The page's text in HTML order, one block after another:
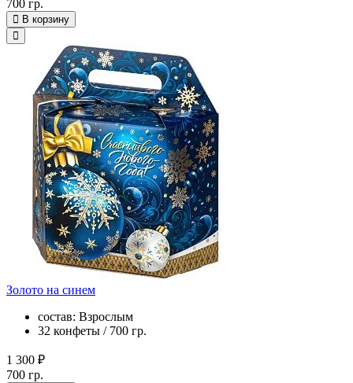
700 гр.
В корзину
Золото на синем
состав: Взрослым
32 конфеты / 700 гр.
1 300 ₽
700 гр.